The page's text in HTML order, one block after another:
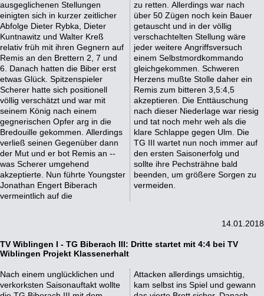
ausgeglichenen Stellungen
einigten sich in kurzer zeitlicher
Abfolge Dieter Rybka, Dieter
Kuntnawitz und Walter Kreß
relativ früh mit ihren Gegnern auf
Remis an den Brettern 2, 7 und
6. Danach hatten die Biber erst
etwas Glück. Spitzenspieler
Scherer hatte sich positionell
völlig verschätzt und war mit
seinem König nach einem
gegnerischen Opfer arg in die
Bredouille gekommen. Allerdings
verließ seinen Gegenüber dann
der Mut und er bot Remis an --
was Scherer umgehend
akzeptierte. Nun führte Youngster
Jonathan Engert Biberach
vermeintlich auf die
zu retten. Allerdings war nach
über 50 Zügen noch kein Bauer
getauscht und in der völlig
verschachtelten Stellung wäre
jeder weitere Angriffsversuch
einem Selbstmordkommando
gleichgekommen. Schweren
Herzens mußte Stolle daher ein
Remis zum bitteren 3,5:4,5
akzeptieren. Die Enttäuschung
nach dieser Niederlage war riesig
und tat noch mehr weh als die
klare Schlappe gegen Ulm. Die
TG III wartet nun noch immer auf
den ersten Saisonerfolg und
sollte ihre Pechsträhne bald
beenden, um größere Sorgen zu
vermeiden.
14.01.2018
TV Wiblingen I - TG Biberach III: Dritte startet mit 4:4 bei TV
Wiblingen Projekt Klassenerhalt
Nach einem unglücklichen und
verkorksten Saisonauftakt wollte
Attacken allerdings umsichtig,
kam selbst ins Spiel und gewann